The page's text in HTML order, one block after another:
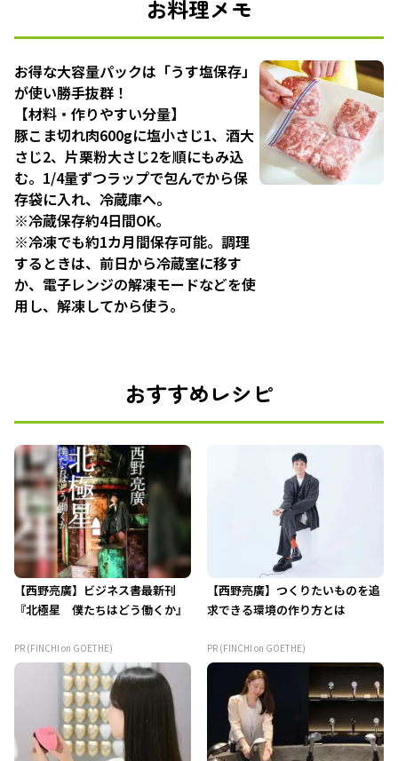
お料理メモ
お得な大容量パックは「うす塩保存」
が使い勝手抜群！
【材料・作りやすい分量】
豚こま切れ肉600gに塩小さじ1、酒大
さじ2、片栗粉大さじ2を順にもみ込
む。1/4量ずつラップで包んでから保
存袋に入れ、冷蔵庫へ。
※冷蔵保存約4日間OK。
※冷凍でも約1カ月間保存可能。調理
するときは、前日から冷蔵室に移す
か、電子レンジの解凍モードなどを使
用し、解凍してから使う。
おすすめレシピ
【西野亮廣】ビジネス書最新刊
『北極星 僕たちはどう働くか』
PR (FINCHI on GOETHE)
【西野亮廣】つくりたいものを追
求できる環境の作り方とは
PR (FINCHI on GOETHE)